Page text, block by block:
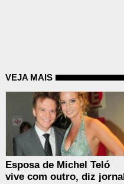
VEJA MAIS
Esposa de Michel Teló
vive com outro, diz jornal